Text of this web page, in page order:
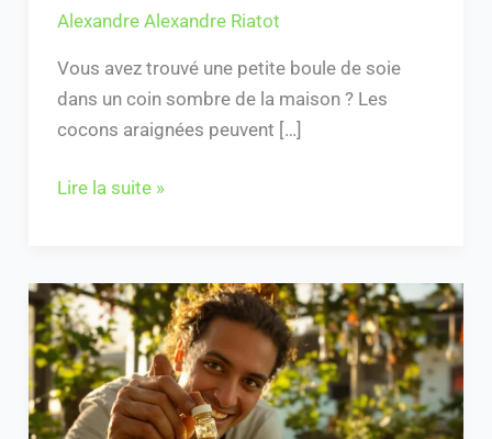
Alexandre Alexandre Riatot
Vous avez trouvé une petite boule de soie
dans un coin sombre de la maison ? Les
cocons araignées peuvent […]
Lire la suite »
Fabriquez
facilement
votre
engrais
hydroponique